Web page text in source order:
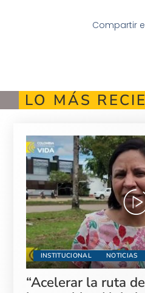
Compartir
LO MÁS
INSTITUCIONAL NOTICIAS
“Acelerar la ruta